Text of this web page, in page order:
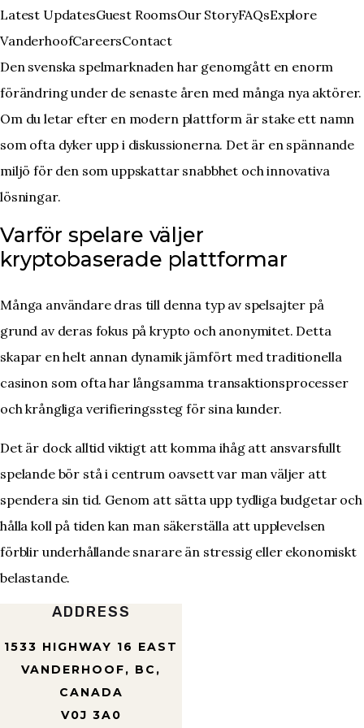
Skip
to
main
content
Latest UpdatesGuest RoomsOur StoryFAQsExplore
VanderhoofCareersContact
Den svenska spelmarknaden har genomgått en enorm
förändring under de senaste åren med många nya aktörer.
Om du letar efter en modern plattform är stakeett namn
som ofta dyker upp i diskussionerna. Det är en spännande
miljö för den som uppskattar snabbhet och innovativa
lösningar.
Varför spelare väljer
kryptobaserade plattformar
Många användare dras till denna typ av spelsajter på
grund av deras fokus på krypto och anonymitet. Detta
skapar en helt annan dynamik jämfört med traditionella
casinon som ofta har långsamma transaktionsprocesser
och krångliga verifieringssteg för sina kunder.
Det är dock alltid viktigt att komma ihåg att ansvarsfullt
spelande bör stå i centrum oavsett var man väljer att
spendera sin tid. Genom att sätta upp tydliga budgetar och
hålla koll på tiden kan man säkerställa att upplevelsen
förblir underhållande snarare än stressig eller ekonomiskt
belastande.
ADDRESS
1533 HIGHWAY 16 EAST
VANDERHOOF, BC,
CANADA
V0J 3A0